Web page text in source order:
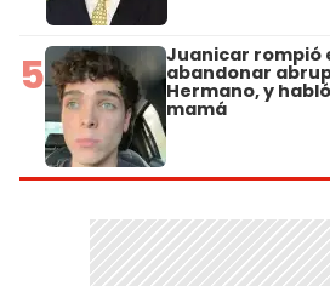
5 Juanicar rompió
abandonar
Hermano, y
mamá